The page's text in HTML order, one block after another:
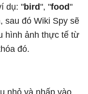
dụ: "bird", "food"
sau đó Wiki Spy sẽ
hình ảnh thực tế từ
đó.
nhỏ và nhấp vào